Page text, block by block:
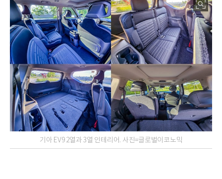
기아 EV9 2열과 3열 인테리어. 사진=글로벌이코노믹